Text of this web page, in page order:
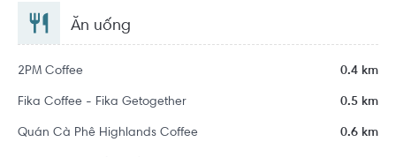
Ăn uống
2PM Coffee 0.4 km
Fika Coffee - Fika Getogether 0.5 km
Quán Cà Phê Highlands Coffee 0.6 km